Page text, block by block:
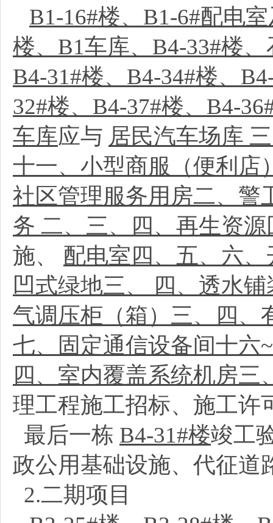
B1-16#楼、B1-6#配电
楼、B1车库、B4-33#楼
B4-31#楼、B4-34#楼、
32#楼、B4-37#楼、B4-
车库应与 居民汽车场库
十一、小型商服（便利店
社区管理服务用房二、警
务 二、三、四、再生资
施、 配电室四、五、六
凹式绿地三、 四、透水
气调压柜（箱）三、四、
七、固定通信设备间十六
四、室内覆盖系统机房三
理工程施工招标、施工许
最后一栋 B4-31#楼竣工
政公用基础设施、代征道
2.二期项目